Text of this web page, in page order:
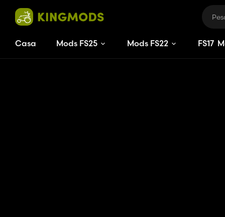
Casa Mods FS25 Mods FS22 FS17